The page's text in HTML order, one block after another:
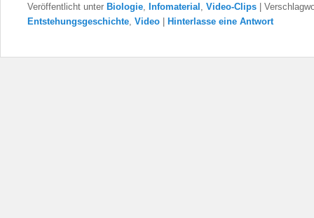
Veröffentlicht unter Biologie Infomaterial Video-Clips
Entstehungsgeschichte Video Hinterlasse eine Antwort